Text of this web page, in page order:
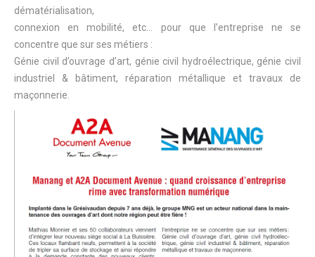
dématérialisation,
connexion en mobilité, etc… pour que l’entreprise ne se
concentre que sur ses métiers :
Génie civil d’ouvrage d’art, génie civil hydroélectrique, génie civil
industriel & bâtiment, réparation métallique et travaux de
maçonnerie.